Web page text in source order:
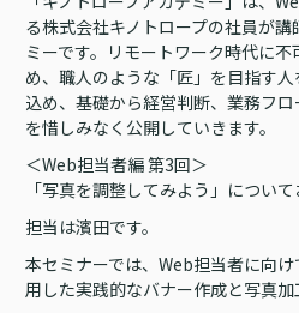
る株式会社キノトロープの社員が
ミーです。リモートワーク時代に
め、職人のような「匠」を目指す
込め、基礎から経営判断、業務フ
を惜しみなく公開していきます。
＜Web担当者編 第3回＞
「写真を調整してみよう」について
担当は濱田です。
本セミナーでは、Web担当者に向
用した実践的なバナー作成と写真加